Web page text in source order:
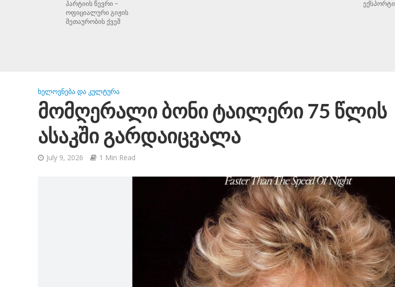
პარტიის წევრი –
ოფიციალური გიჟის
მეთაურობის ქვეშ
ექსპორტი
ᲮᲔᲚᲝᲕᲜᲔᲑᲐ ᲓᲐ ᲙᲣᲚᲢᲣᲠᲐ
მომღერალი ბონი ტაილერი 75 წლის
ასაკში გარდაიცვალა
July 9, 2026 1 Min Read